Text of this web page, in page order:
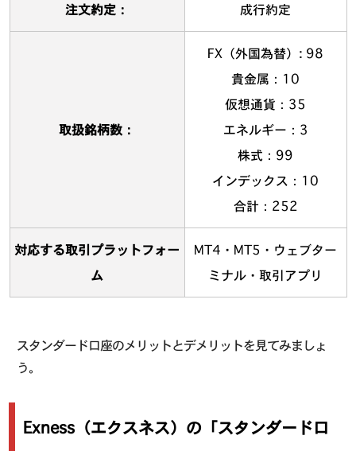
注文約定： 成行約定
取扱銘柄数：
FX（外国為替）: 98
貴金属：10
仮想通貨：35
エネルギー：3
株式：99
インデックス：10
合計：252
対応する取引プラットフォー
ム
MT4・MT5・ウェブター
ミナル・取引アプリ
スタンダード口座のメリットとデメリットを見てみましょ
う。
Exness（エクスネス）の「スタンダード口